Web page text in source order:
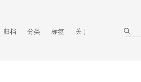
归档 分类 标签 关于